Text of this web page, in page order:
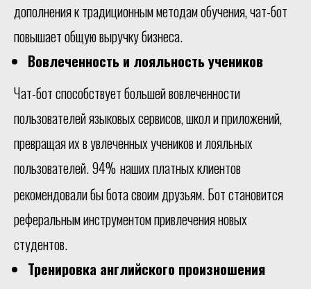
дополнения к традиционным методам обучения, чат-бот
повышает общую выручку бизнеса.
Вовлеченность и лояльность учеников
Чат-бот способствует большей вовлеченности
пользователей языковых сервисов, школ и приложений,
превращая их в увлеченных учеников и лояльных
пользователей.94% наших платных клиентов
рекомендовали бы бота своим друзьям. Бот становится
реферальным инструментом привлечения новых
студентов.
Тренировка английского произношения